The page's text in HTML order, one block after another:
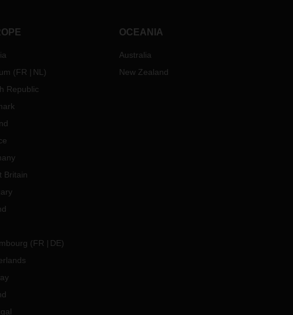
(FR NL )
Republic
Britain
(FR DE)
OCEANIA
Australia
New Zealand